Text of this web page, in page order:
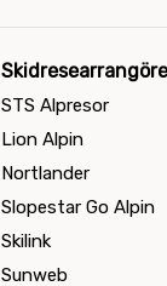
STS Alpresor
Lion Alpin
Nortlander
Slopestar Go Alpin
Skilink
Sunweb